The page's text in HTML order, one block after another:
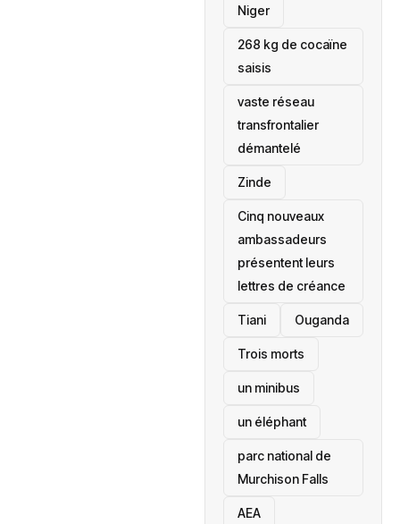
‎Niger
268 kg de cocaïne
saisis
vaste réseau
transfrontalier
démantelé
Zinde
Cinq nouveaux
ambassadeurs
présentent leurs
lettres de créance
Tiani ‎Ouganda
Trois morts
un minibus
un éléphant
parc national de
Murchison Falls
AEA